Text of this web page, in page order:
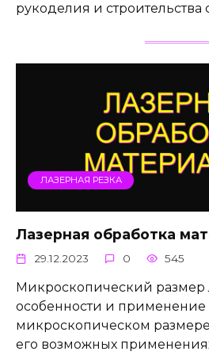
рукоделия и строительства
ЛАЗЕРНАЯ РЕЗКА
Лазерная обработка
29.12.2023 0 545
Микроскопический размер
особенности и применение
микроскопическом размере
его возможных